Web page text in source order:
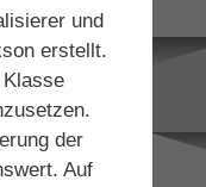
und
erstellt.
der
Auf